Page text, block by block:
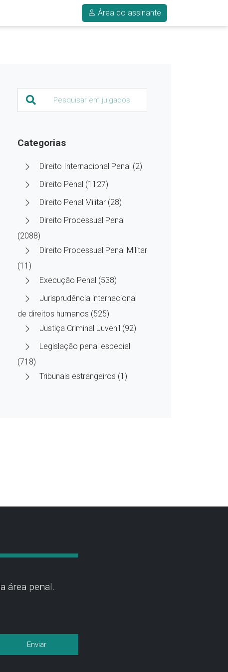
Área do assinante
Categorias
Direito Internacional Penal (2)
Direito Penal (1127)
Direito Penal Militar (28)
Direito Processual Penal
(2088)
Direito Processual Penal Militar
(11)
Execução Penal (538)
Jurisprudência internacional
de direitos humanos (525)
Justiça Criminal Juvenil (92)
Legislação penal especial
(718)
Tribunais estrangeiros (1)
área penal.